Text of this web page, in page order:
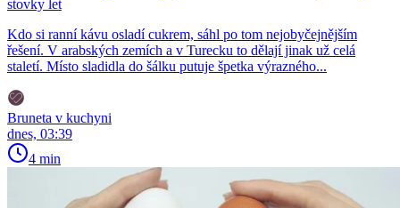
stovky let
Kdo si ranní kávu osladí cukrem, sáhl po tom nejobyčejnějším
řešení. V arabských zemích a v Turecku to dělají jinak už celá
staletí. Místo sladidla do šálku putuje špetka výrazného...
Bruneta v kuchyni
dnes, 03:39
4 min